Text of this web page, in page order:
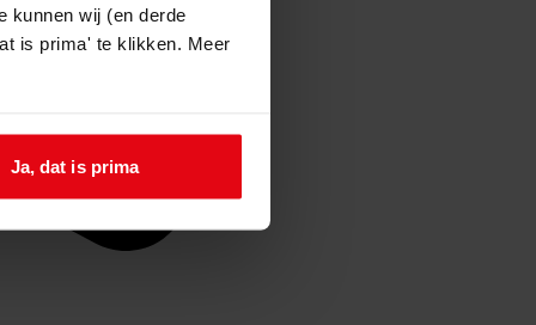
kunnen wij (en derde
is prima' te klikken. Meer
Ja, dat is prima